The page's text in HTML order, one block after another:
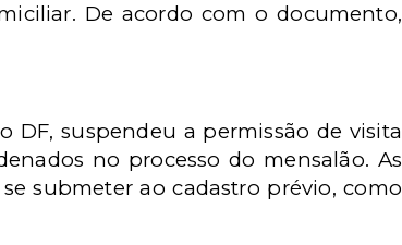
De acordo com o documento,
DF, suspendeu a permissão de visita
no processo do mensalão. As
submeter ao cadastro prévio, como